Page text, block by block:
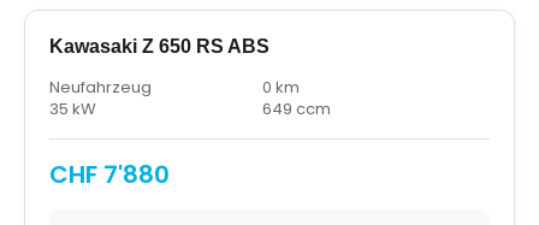
Kawasaki Z 650 RS ABS
Neufahrzeug
0 km
35 kW
649 ccm
CHF 7'880